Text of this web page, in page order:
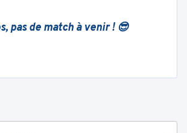
pas de match à venir ! 😎